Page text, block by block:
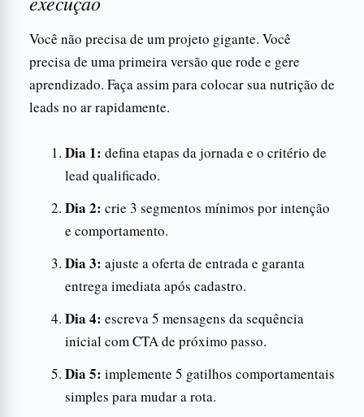
Você não precisa de um projeto gigante. Você
precisa de uma primeira versão que rode e gere
aprendizado. Faça assim para colocar sua nutrição de
leads no ar rapidamente.
Dia 1: defina etapas da jornada e o critério de
lead qualificado.
Dia 2: crie 3 segmentos mínimos por intenção
e comportamento.
Dia 3: ajuste a oferta de entrada e garanta
entrega imediata após cadastro.
Dia 4: escreva 5 mensagens da sequência
inicial com CTA de próximo passo.
Dia 5: implemente 5 gatilhos comportamentais
simples para mudar a rota.